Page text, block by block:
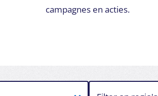
campagnes en acties.